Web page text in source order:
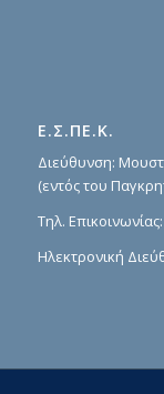
Ε.Σ.ΠΕ.Κ.
Διεύθυνση:
(εντός του
Τηλ. Επικοινωνίας:
Ηλεκτρονική